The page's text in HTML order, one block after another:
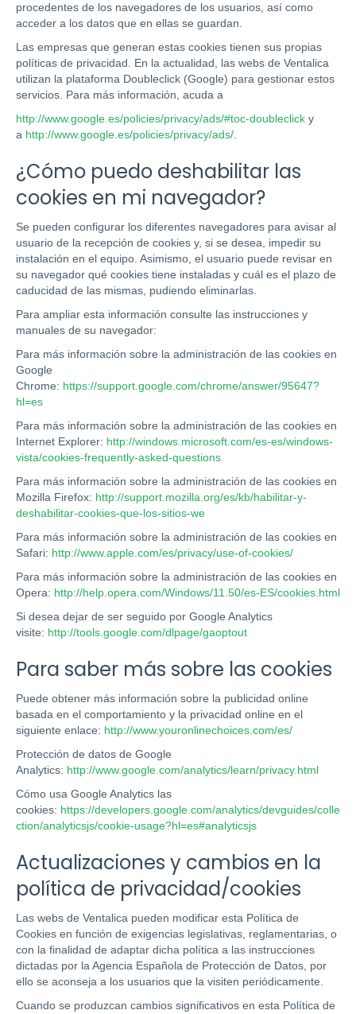
procedentes de los navegadores de los usuarios, así como
acceder a los datos que en ellas se guardan.
Las empresas que generan estas cookies tienen sus propias
políticas de privacidad. En la actualidad, las webs de Ventalica
utilizan la plataforma Doubleclick (Google) para gestionar estos
servicios. Para más información, acuda a
http://www.google.es/policies/privacy/ads/#toc-doubleclick y
a http://www.google.es/policies/privacy/ads/
¿Cómo puedo deshabilitar las
cookies en mi navegador?
Se pueden configurar los diferentes navegadores para avisar al
usuario de la recepción de cookies y, si se desea, impedir su
instalación en el equipo. Asimismo, el usuario puede revisar en
su navegador qué cookies tiene instaladas y cuál es el plazo de
caducidad de las mismas, pudiendo eliminarlas.
Para ampliar esta información consulte las instrucciones y
manuales de su navegador:
Para más información sobre la administración de las cookies en
Google
Chrome: https://support.google.com/chrome/answer/95647?
hl=es
Para más información sobre la administración de las cookies en
Internet Explorer: http://windows.microsoft.com/es-es/windows-
vista/cookies-frequently-asked-questions
Para más información sobre la administración de las cookies en
Mozilla Firefox: http://support.mozilla.org/es/kb/habilitar-y-
deshabilitar-cookies-que-los-sitios-we
Para más información sobre la administración de las cookies en
Safari: http://www.apple.com/es/privacy/use-of-cookies/
Para más información sobre la administración de las cookies en
Opera: http://help.opera.com/Windows/11.50/es-ES/cookies.html
Si desea dejar de ser seguido por Google Analytics
visite: http://tools.google.com/dlpage/gaoptout
Para saber más sobre las cookies
Puede obtener más información sobre la publicidad online
basada en el comportamiento y la privacidad online en el
siguiente enlace: http://www.youronlinechoices.com/es/
Protección de datos de Google
Analytics: http://www.google.com/analytics/learn/privacy.html
Cómo usa Google Analytics las
cookies: https://developers.google.com/analytics/devguides/colle
ction/analyticsjs/cookie-usage?hl=es#analyticsjs
Actualizaciones y cambios en la
política de privacidad/cookies
Las webs de Ventalica pueden modificar esta Política de
Cookies en función de exigencias legislativas, reglamentarias, o
con la finalidad de adaptar dicha política a las instrucciones
dictadas por la Agencia Española de Protección de Datos, por
ello se aconseja a los usuarios que la visiten periódicamente.
Cuando se produzcan cambios significativos en esta Política de